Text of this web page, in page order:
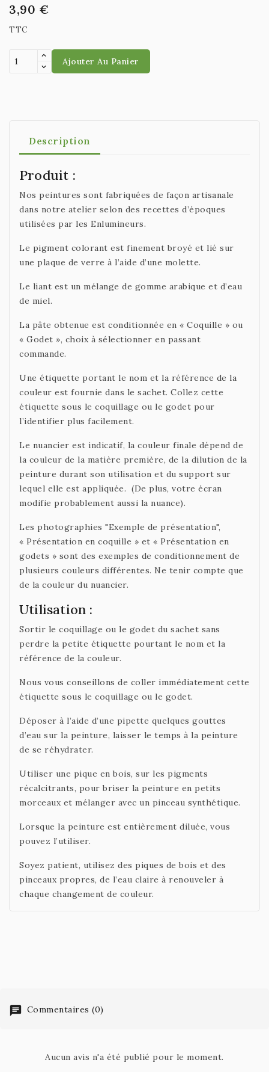
3,90 €
TTC
Ajouter Au Panier
Description
Produit :
Nos peintures sont fabriquées de façon artisanale
dans notre atelier selon des recettes d’époques
utilisées par les Enlumineurs.
Le pigment colorant est finement broyé et lié sur
une plaque de verre à l’aide d’une molette.
Le liant est un mélange de gomme arabique et d’eau
de miel.
La pâte obtenue est conditionnée en « Coquille » ou
« Godet », choix à sélectionner en passant
commande.
Une étiquette portant le nom et la référence de la
couleur est fournie dans le sachet. Collez cette
étiquette sous le coquillage ou le godet pour
l’identifier plus facilement.
Le nuancier est indicatif, la couleur finale dépend de
la couleur de la matière première, de la dilution de la
peinture durant son utilisation et du support sur
lequel elle est appliquée. (De plus, votre écran
modifie probablement aussi la nuance).
Les photographies "Exemple de présentation",
« Présentation en coquille » et « Présentation en
godets » sont des exemples de conditionnement de
plusieurs couleurs différentes. Ne tenir compte que
de la couleur du nuancier.
Utilisation :
Sortir le coquillage ou le godet du sachet sans
perdre la petite étiquette pourtant le nom et la
référence de la couleur.
Nous vous conseillons de coller immédiatement cette
étiquette sous le coquillage ou le godet.
Déposer à l’aide d’une pipette quelques gouttes
d’eau sur la peinture, laisser le temps à la peinture
de se réhydrater.
Utiliser une pique en bois, sur les pigments
récalcitrants, pour briser la peinture en petits
morceaux et mélanger avec un pinceau synthétique.
Lorsque la peinture est entièrement diluée, vous
pouvez l’utiliser.
Soyez patient, utilisez des piques de bois et des
pinceaux propres, de l’eau claire à renouveler à
chaque changement de couleur.
Commentaires (0)
Aucun avis n'a été publié pour le moment.